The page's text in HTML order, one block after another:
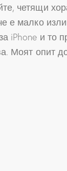
четящи
е малко
iPhone и то
Моят опит